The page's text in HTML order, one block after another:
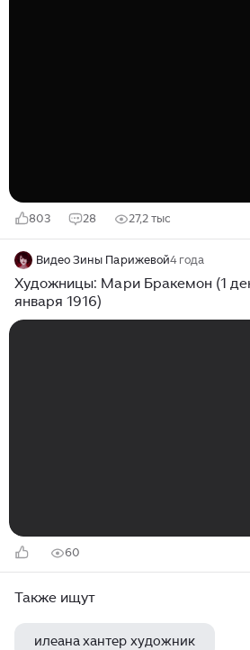
803 28 27,2 тыс
Видео Зины Парижевой4 года
Художницы: Мари Бракемон (1
января 1916)
60
Также ищут
илеана хантер художник